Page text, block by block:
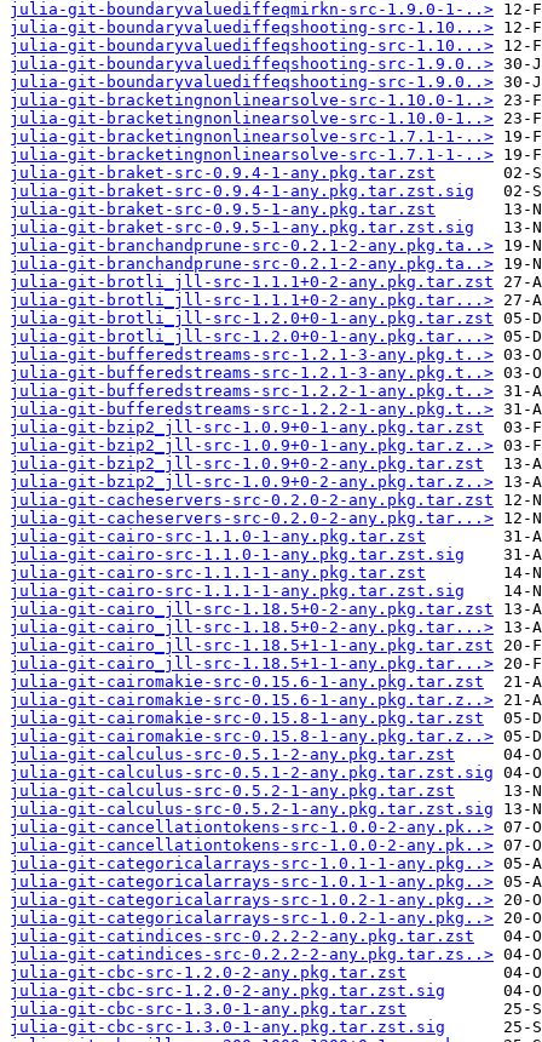
julia-git-boundaryvaluediffeqmirkn-src-1.9.0-1-..>
julia-git-boundaryvaluediffeqshooting-src-1.10...>
julia-git-boundaryvaluediffeqshooting-src-1.10...>
julia-git-boundaryvaluediffeqshooting-src-1.9.0..>
julia-git-boundaryvaluediffeqshooting-src-1.9.0..>
julia-git-bracketingnonlinearsolve-src-1.10.0-1..>
julia-git-bracketingnonlinearsolve-src-1.10.0-1..>
julia-git-bracketingnonlinearsolve-src-1.7.1-1-..>
julia-git-bracketingnonlinearsolve-src-1.7.1-1-..>
julia-git-braket-src-0.9.4-1-any.pkg.tar.zst
julia-git-braket-src-0.9.4-1-any.pkg.tar.zst.sig
julia-git-braket-src-0.9.5-1-any.pkg.tar.zst
julia-git-braket-src-0.9.5-1-any.pkg.tar.zst.sig
julia-git-branchandprune-src-0.2.1-2-any.pkg.ta..>
julia-git-branchandprune-src-0.2.1-2-any.pkg.ta..>
julia-git-brotli_jll-src-1.1.1+0-2-any.pkg.tar.zst
julia-git-brotli_jll-src-1.1.1+0-2-any.pkg.tar...>
julia-git-brotli_jll-src-1.2.0+0-1-any.pkg.tar.zst
julia-git-brotli_jll-src-1.2.0+0-1-any.pkg.tar...>
julia-git-bufferedstreams-src-1.2.1-3-any.pkg.t..>
julia-git-bufferedstreams-src-1.2.1-3-any.pkg.t..>
julia-git-bufferedstreams-src-1.2.2-1-any.pkg.t..>
julia-git-bufferedstreams-src-1.2.2-1-any.pkg.t..>
julia-git-bzip2_jll-src-1.0.9+0-1-any.pkg.tar.zst
julia-git-bzip2_jll-src-1.0.9+0-1-any.pkg.tar.z..>
julia-git-bzip2_jll-src-1.0.9+0-2-any.pkg.tar.zst
julia-git-bzip2_jll-src-1.0.9+0-2-any.pkg.tar.z..>
julia-git-cacheservers-src-0.2.0-2-any.pkg.tar.zst
julia-git-cacheservers-src-0.2.0-2-any.pkg.tar...>
julia-git-cairo-src-1.1.0-1-any.pkg.tar.zst
julia-git-cairo-src-1.1.0-1-any.pkg.tar.zst.sig
julia-git-cairo-src-1.1.1-1-any.pkg.tar.zst
julia-git-cairo-src-1.1.1-1-any.pkg.tar.zst.sig
julia-git-cairo_jll-src-1.18.5+0-2-any.pkg.tar.zst
julia-git-cairo_jll-src-1.18.5+0-2-any.pkg.tar...>
julia-git-cairo_jll-src-1.18.5+1-1-any.pkg.tar.zst
julia-git-cairo_jll-src-1.18.5+1-1-any.pkg.tar...>
julia-git-cairomakie-src-0.15.6-1-any.pkg.tar.zst
julia-git-cairomakie-src-0.15.6-1-any.pkg.tar.z..>
julia-git-cairomakie-src-0.15.8-1-any.pkg.tar.zst
julia-git-cairomakie-src-0.15.8-1-any.pkg.tar.z..>
julia-git-calculus-src-0.5.1-2-any.pkg.tar.zst
julia-git-calculus-src-0.5.1-2-any.pkg.tar.zst.sig
julia-git-calculus-src-0.5.2-1-any.pkg.tar.zst
julia-git-calculus-src-0.5.2-1-any.pkg.tar.zst.sig
julia-git-cancellationtokens-src-1.0.0-2-any.pk..>
julia-git-cancellationtokens-src-1.0.0-2-any.pk..>
julia-git-categoricalarrays-src-1.0.1-1-any.pkg..>
julia-git-categoricalarrays-src-1.0.1-1-any.pkg..>
julia-git-categoricalarrays-src-1.0.2-1-any.pkg..>
julia-git-categoricalarrays-src-1.0.2-1-any.pkg..>
julia-git-catindices-src-0.2.2-2-any.pkg.tar.zst
julia-git-catindices-src-0.2.2-2-any.pkg.tar.zs..>
julia-git-cbc-src-1.2.0-2-any.pkg.tar.zst
julia-git-cbc-src-1.2.0-2-any.pkg.tar.zst.sig
julia-git-cbc-src-1.3.0-1-any.pkg.tar.zst
julia-git-cbc-src-1.3.0-1-any.pkg.tar.zst.sig